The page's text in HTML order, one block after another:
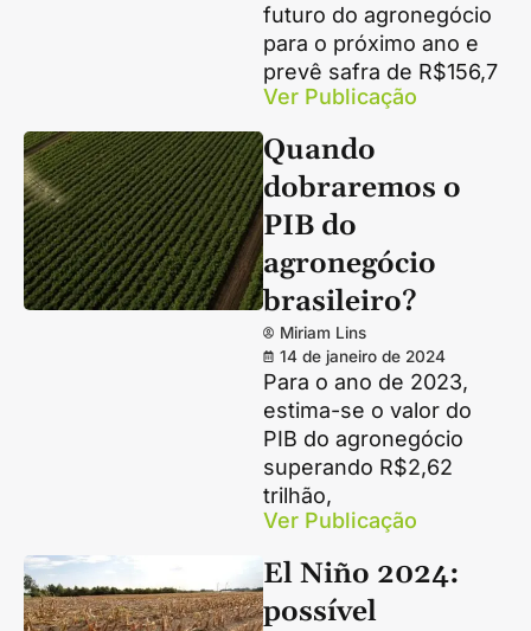
futuro do agronegócio
para o próximo ano e
prevê safra de R$156,7
Ver Publicação
Quando
dobraremos o
PIB do
agronegócio
brasileiro?
Miriam Lins
14 de janeiro de 2024
Para o ano de 2023,
estima-se o valor do
PIB do agronegócio
superando R$2,62
trilhão,
Ver Publicação
El Niño 2024:
possível